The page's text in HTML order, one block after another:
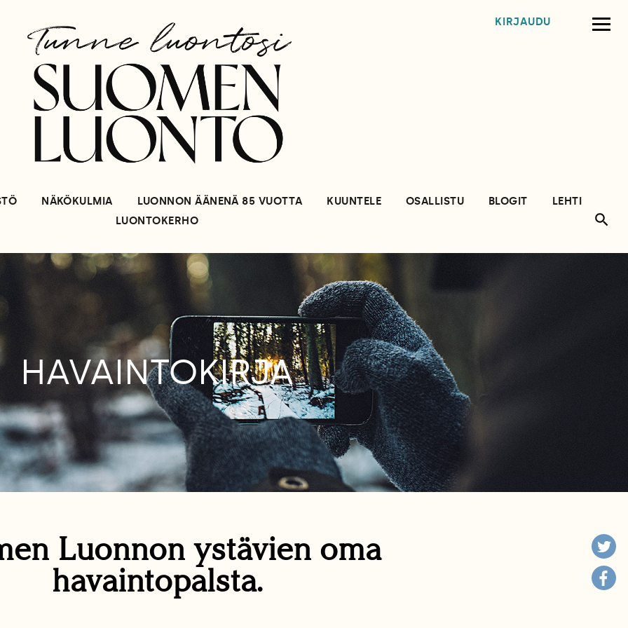
KIRJAUDU
NÄKÖKULMIA LUONNON ÄÄNENÄ 85 VUOTTA KUUNTELE OSALLISTU BLOGIT
LEHTI
LUONTOKERHO
HAVAINTOKIRJA
Luonnon ystävien oma
havaintopalsta.